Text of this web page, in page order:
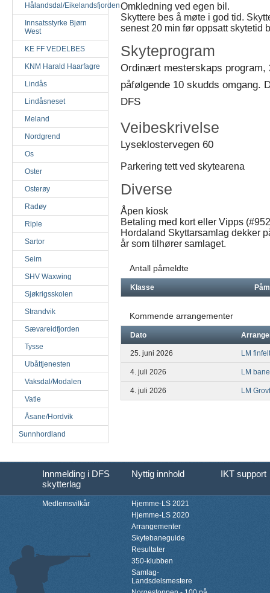
Hålandsdal/Eikelandsfjorden
Innsatsstyrke Bjørn
West
KE FF VEDELBES
KNM Harald Haarfagre
Lindås
Lindåsneset
Meland
Nordgrend
Os
Oster
Osterøy
Radøy
Riple
Sartor
Seim
SHV Waxwing
Sjøkrigsskolen
Strandvik
Sævareidfjorden
Tysse
Ubåttjenesten
Vaksdal/Modalen
Vatle
Åsane/Hordvik
Sunnhordland
Omkledning ved egen bil.
Skyttere bes å møte i god tid.
senest 20 min før oppsatt skytetid
Skyteprogram
Ordinært mesterskaps program,
påfølgende 10 skudds omgang.
DFS
Veibeskrivelse
Lyseklostervegen 60
Parkering tett ved skytearena
Diverse
Åpen kiosk
Betaling med kort eller Vipps
Hordaland Skyttarsamlag dekker
år som tilhører samlaget.
Antall påmeldte
Klasse
Kommende arrangementer
Dato
25. juni 2026 LM finfelt
4. juli 2026 LM bane
4. juli 2026 LM
Innmelding i DFS
skytterlag
Nyttig innhold IKT support
Medlemsvilkår
Hjemme-LS 2021
Hjemme-LS 2020
Arrangementer
Skytebaneguide
Resultater
350-klubben
Samlag-
Landsdelsmestere